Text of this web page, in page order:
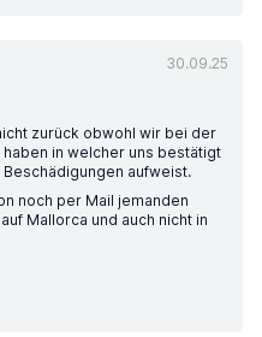
30.09.25
zurück obwohl wir bei der
in welcher uns bestätigt
aufweist.
noch per Mail jemanden
Mallorca und auch nicht in